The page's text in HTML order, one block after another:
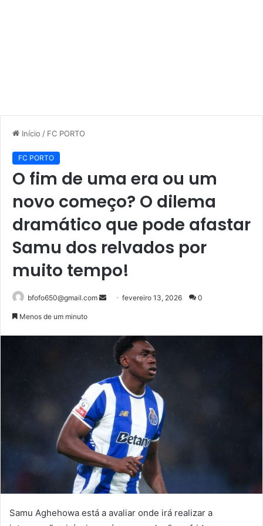
Início / FC PORTO
FC PORTO
O fim de uma era ou um
novo começo? O dilema
dramático que pode afastar
Samu dos relvados por
muito tempo!
bfofo650@gmail.com
Mande
mail
fevereiro 13, 2026 0
Menos de um minuto
Samu Aghehowa está a avaliar onde irá realizar a